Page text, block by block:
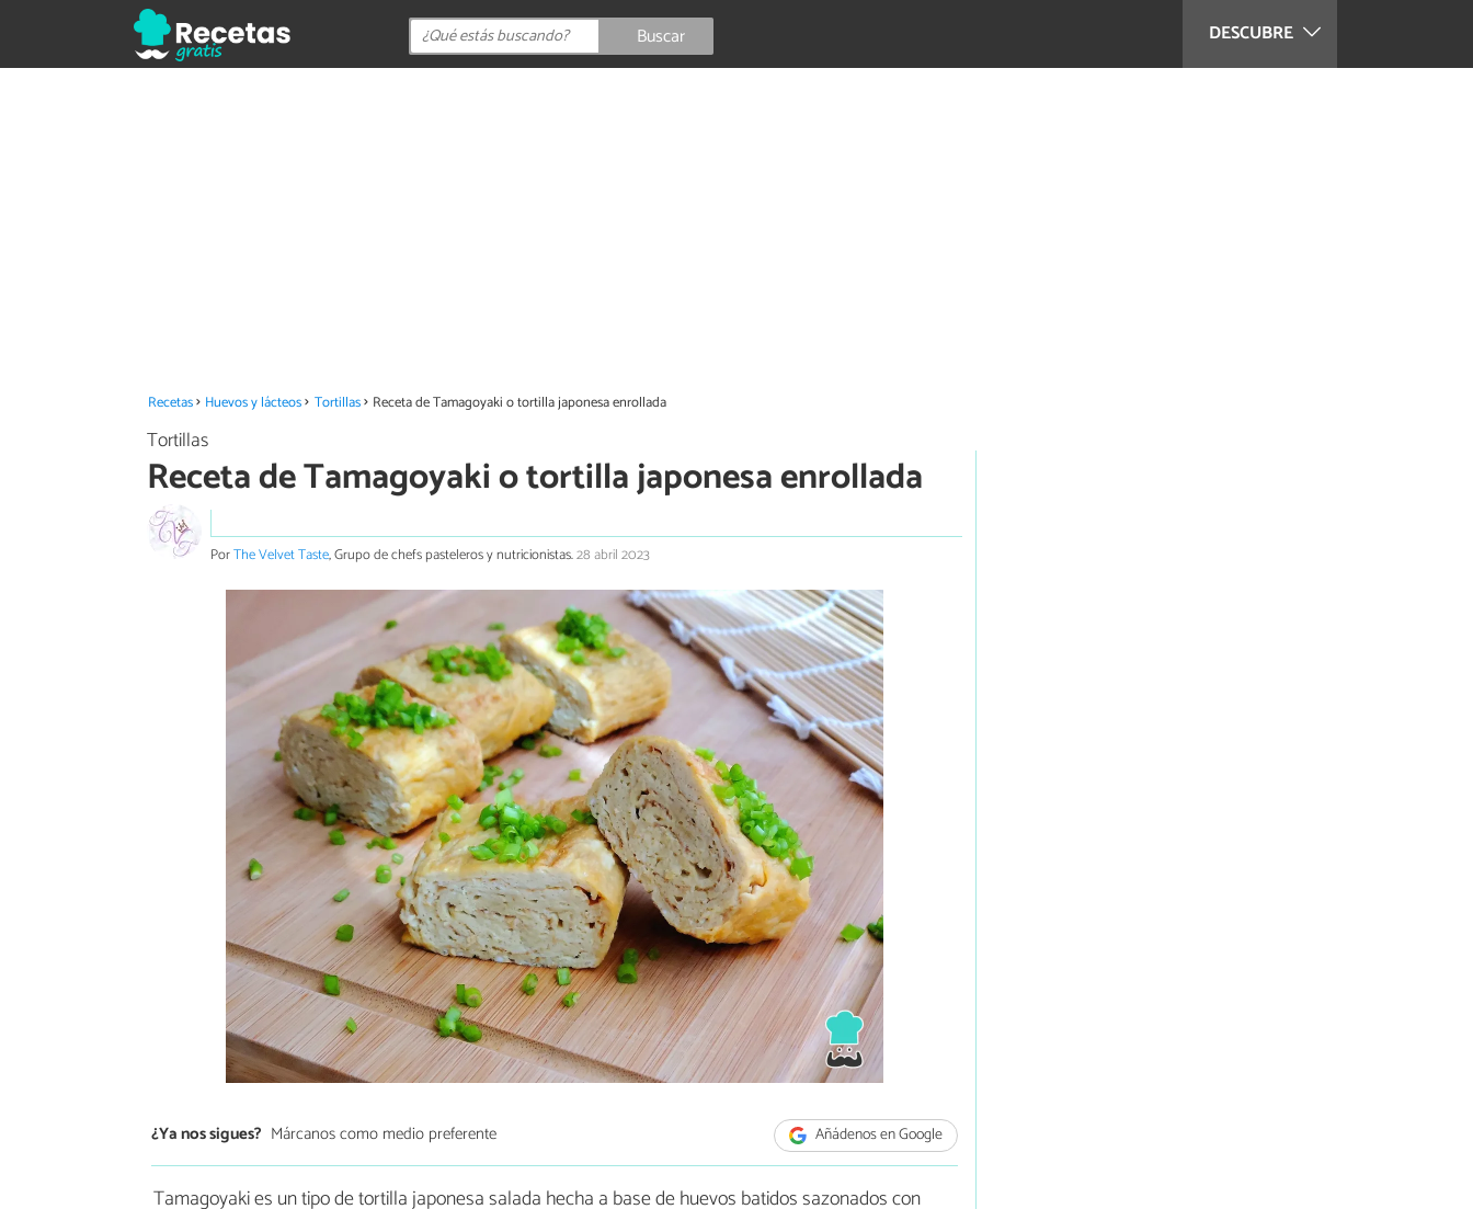
DESCUBRE
Buscar
Recetas Huevos y lácteos Tortillas Receta de Tamagoyaki o tortilla japonesa enrollada
Tortillas
Receta de Tamagoyaki o tortilla japonesa enrollada
PorThe Velvet Taste, Grupo de chefs pasteleros y nutricionistas.28 abril 2023
¿Ya nos sigues? Márcanos como medio preferente Añádenos en Google
Tamagoyaki es un tipo de tortilla japonesa salada hecha a base de huevos batidos sazonados con